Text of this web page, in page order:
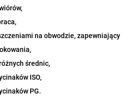
na obwodzie, zapewniający
średnic,
ISO,
PG.